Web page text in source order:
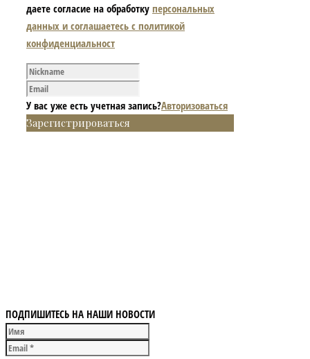
даете согласие на обработку персональных
данных и соглашаетесь с политикой
конфиденциальност
У вас уже есть учетная запись?Авторизоваться
Зарегистрироваться
ПОДПИШИТЕСЬ НА НАШИ НОВОСТИ